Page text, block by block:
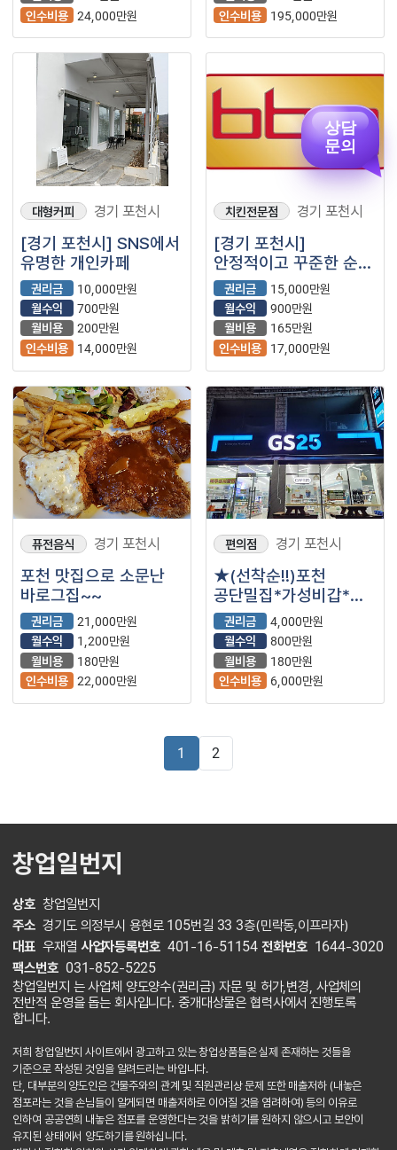
인수비용 24,000만원
인수비용
195,000만원
대형커피 경기 포천시
[경기 포천시] SNS에서
유명한 개인카페
권리금
10,000만원
월수익
700만원
월비용
200만원
인수비용
14,000만원
치킨전문점 경기 포천시
[경기 포천시]
안정적이고 꾸준한 순익
나오는 프렌차이즈
치킨집
권리금
15,000만원
월수익
900만원
월비용
165만원
인수비용
17,000만원
퓨전음식 경기 포천시
포천 맛집으로 소문난
바로그집~~
권리금
21,000만원
월수익
1,200만원
월비용
180만원
인수비용 22,000만원
편의점 경기 포천시
★(선착순!!)포천
공단밀집*가성비갑*
편의점★
권리금
4,000만원
월수익
800만원
월비용
180만원
인수비용
6,000만원
1 2
창업일번지
상호 창업일번지
주소 경기도 의정부시 용현로 105번길 33 3층(민락동,이프라자)
대표 우재열 사업자등록번호 401-16-51154 전화번호 1644-3020
팩스번호 031-852-5225
창업일번지 는 사업체 양도양수(권리금) 자문 및 허가,변경, 사업체의
전반적 운영을 돕는 회사입니다. 중개대상물은 협력사에서 진행토록
합니다.
저희 창업일번지 사이트에서 광고하고 있는 창업상품들은 실제 존재하는 것들을
기준으로 작성된 것임을 알려드리는 바입니다.
단, 대부분의 양도인은 건물주와의 관계 및 직원관리상 문제 또한 매출저하 (내놓은
점포라는 것을 손님들이 알게되면 매출저하로 이어질 것을 염려하여) 등의 이유로
인하여 공공연희 내놓은 점포를 운영한다는 것을 밝히기를 원하지 않으시고 보안이
유지된 상태에서 양도하기를 원하십니다.
상담
문의